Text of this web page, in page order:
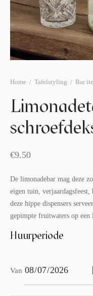
Home / Tafelstyling / Bar
€9.50
De limonadebar mag deze
eigen tuin,
deze hippe dispensers
gepimpte fruitwaters op een
Huurperiode
Van
& sweettable
deco
items